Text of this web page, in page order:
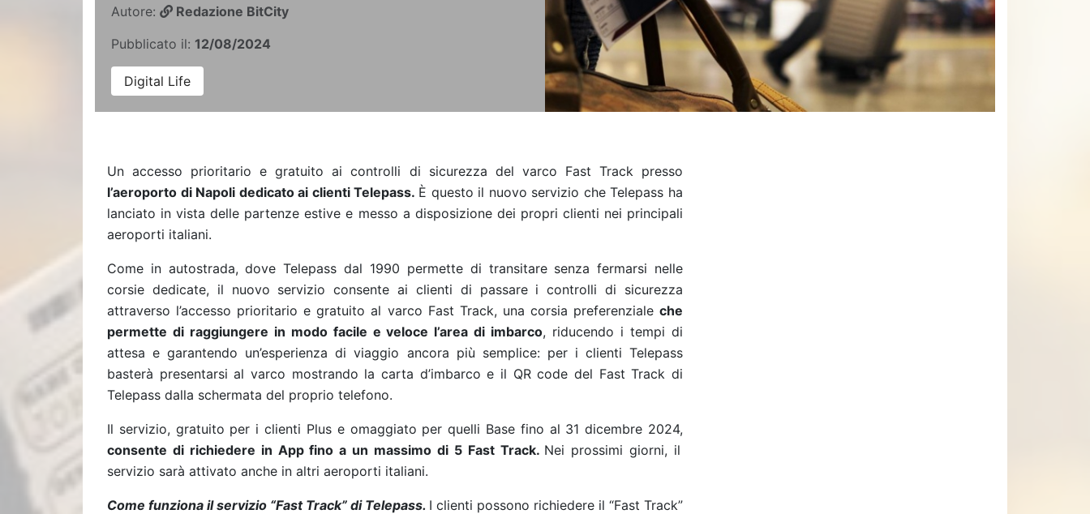
Autore:
Redazione BitCity
Pubblicato il: 12/08/2024
Digital Life
Un accesso prioritario e gratuito ai controlli di sicurezza del varco Fast Track presso
l’aeroporto di Napoli dedicato ai clienti Telepass. È questo il nuovo servizio che Telepass ha
lanciato in vista delle partenze estive e messo a disposizione dei propri clienti nei principali
aeroporti italiani.
Come in autostrada, dove Telepass dal 1990 permette di transitare senza fermarsi nelle
corsie dedicate, il nuovo servizio consente ai clienti di passare i controlli di sicurezza
attraverso l’accesso prioritario e gratuito al varco Fast Track, una corsia preferenziale che
permette di raggiungere in modo facile e veloce l’area di imbarco, riducendo i tempi di
attesa e garantendo un’esperienza di viaggio ancora più semplice: per i clienti Telepass
basterà presentarsi al varco mostrando la carta d’imbarco e il QR code del Fast Track di
Telepass dalla schermata del proprio telefono.
Il servizio, gratuito per i clienti Plus e omaggiato per quelli Base fino al 31 dicembre 2024,
consente di richiedere in App fino a un massimo di 5 Fast Track. Nei prossimi giorni, il
servizio sarà attivato anche in altri aeroporti italiani.
Come funziona il servizio “Fast Track” di Telepass. I clienti possono richiedere il “Fast Track”